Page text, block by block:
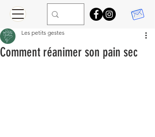
Comment réanimer son pain sec
Les petits gestes